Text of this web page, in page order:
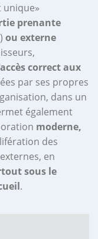
unique»
prenante
ou externe
correct aux
par ses propres
dans un
également
moderne,
des
en
sous le
.